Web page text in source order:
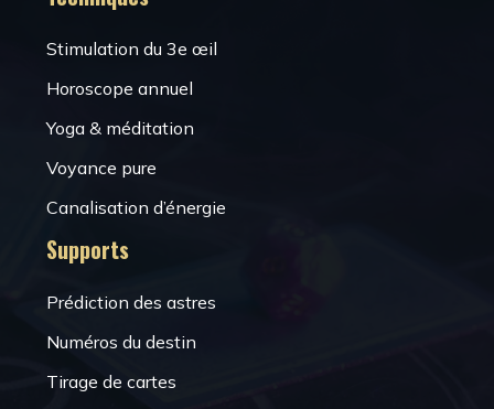
Stimulation du 3e œil
Horoscope annuel
Yoga & méditation
Voyance pure
Canalisation d’énergie
Supports
Prédiction des astres
Numéros du destin
Tirage de cartes